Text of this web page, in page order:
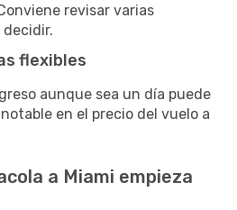
revisar varias
flexibles
aunque sea un día puede
en el precio del vuelo a
a Miami empieza